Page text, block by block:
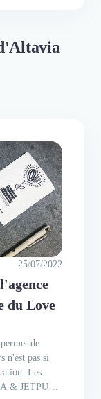
25/07/2022
du Love
de
n'est pas si
Les
& JETPULP